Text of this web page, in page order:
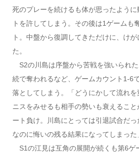
死のプレーを続けるも体が思ったよう
トを許してしまう。その後は1ゲームも
ト。中盤から復調してきただけに、け
た。
S2の川島は序盤から苦戦を強いられ
続で奪われるなど、ゲームカウント1-6
落としてしまう。「どうにかして流れ
ニスをみせるも相手の勢いも衰えるこ
ート負け。川島にとっては引退試合だ
なのに悔いの残る結果になってしまった
S1の江見は互角の展開が続くも第6ゲ